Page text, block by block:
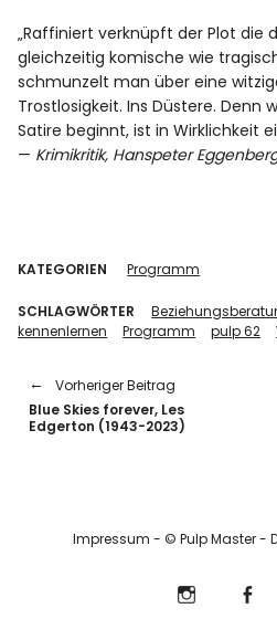
„Raffiniert verknüpft der Plot die
gleichzeitig komische wie
schmunzelt man über eine
Trostlosigkeit. Ins Düstere. Denn
Satire beginnt, ist in Wirklichkeit
— Krimikritik, Hanspeter
KATEGORIEN Programm
SCHLAGWÖRTER
kennenlernen
Programm pulp 62
Vorheriger Beitrag
Blue Skies forever, Les
Edgerton (1943-2023)
Impressum - © Pulp Master -